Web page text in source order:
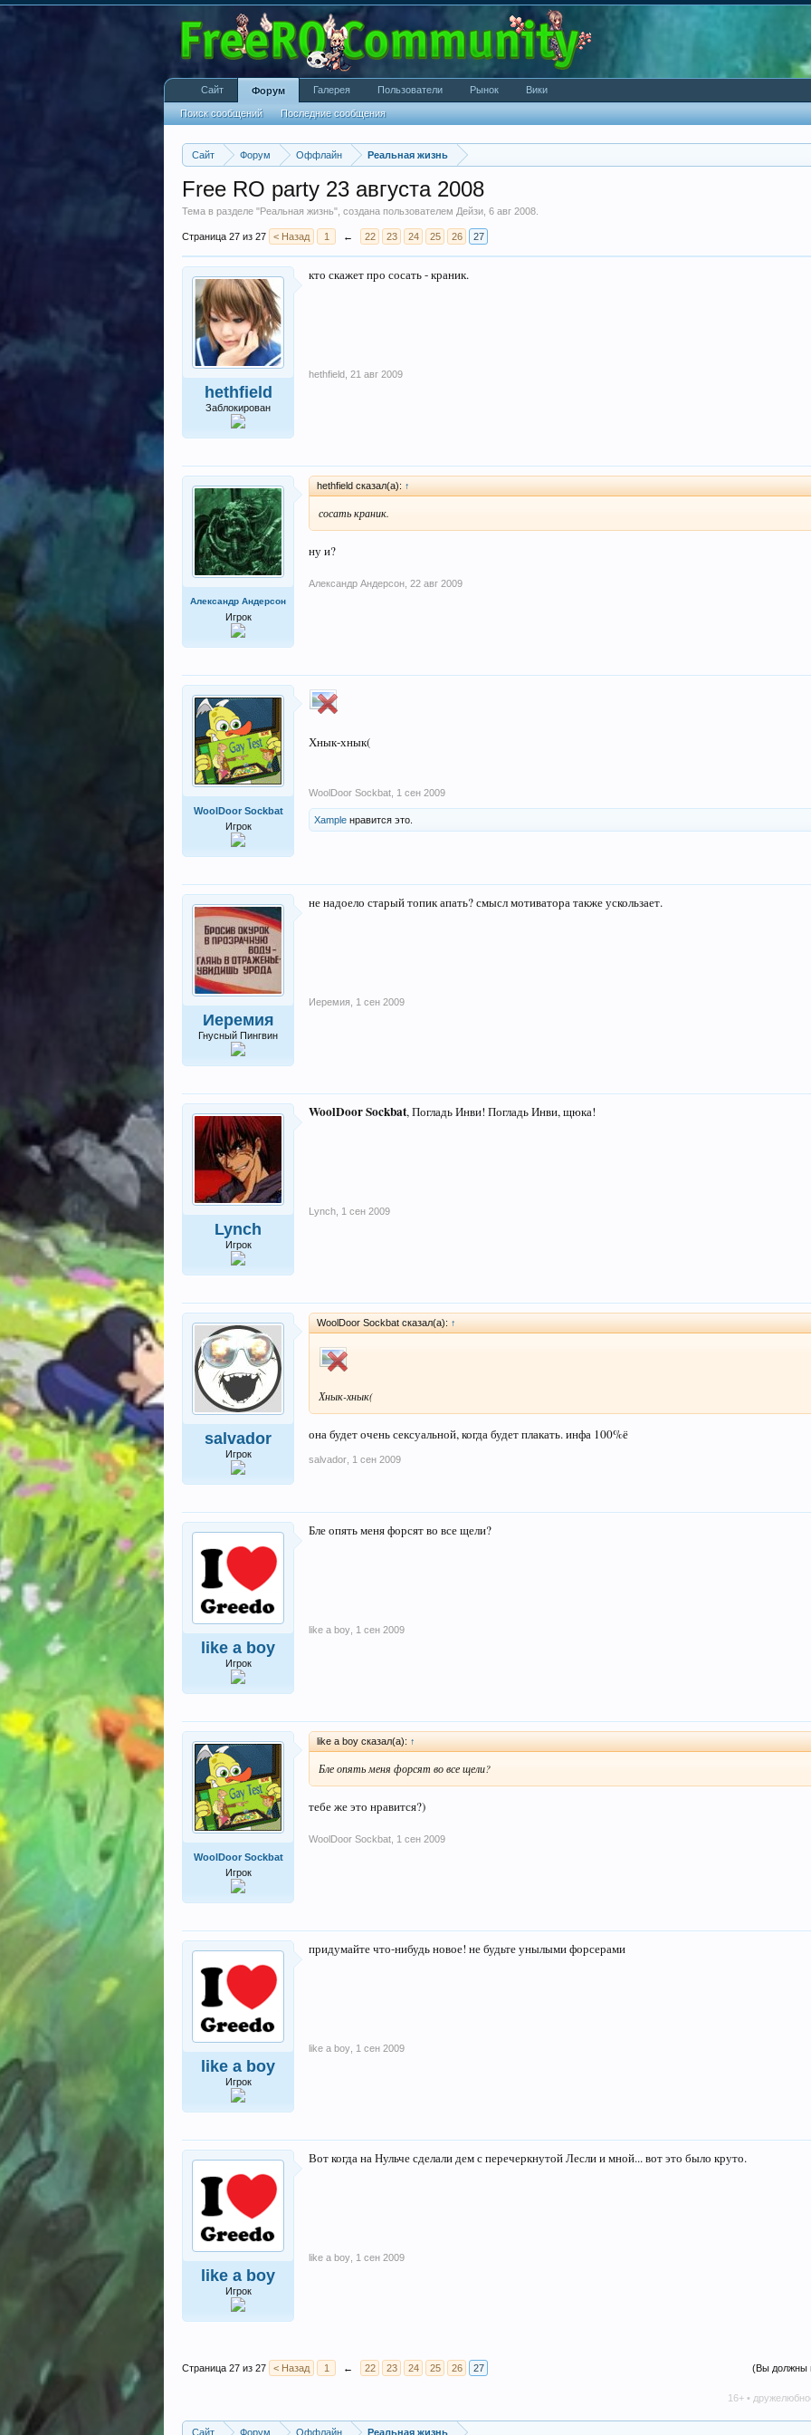
Сайт Форум Оффлайн Реальная жизнь
Free RO party 23 августа 2008
Тема в разделе "Реальная жизнь", создана пользователем Дейзи 6 авг 2008
Страница 27 из 27 < Назад 1 ← 22 23 24 25 26 27
hethfield
Заблокирован
кто скажет про сосать - краник.
hethfield 21 авг 2009
Александр Андерсон
Игрок
hethfield сказал(а): ↑
сосать краник.
ну и?
Александр Андерсон 22 авг 2009
WoolDoor Sockbat
Игрок
Хнык-хнык(
WoolDoor Sockbat 1 сен 2009
Xample нравится это.
Иеремия
Гнусный Пингвин
не надоело старый топик апать? смысл мотиватора также ускользает.
Иеремия 1 сен 2009
Lynch
Игрок
WoolDoor Sockbat, Погладь Инви! Погладь Инви, щюка!
Lynch 1 сен 2009
salvador
Игрок
WoolDoor Sockbat сказал(а): ↑
Хнык-хнык(
она будет очень сексуальной, когда будет плакать. инфа 100%ё
salvador 1 сен 2009
like a boy
Игрок
Бле опять меня форсят во все щели?
like a boy 1 сен 2009
WoolDoor Sockbat
Игрок
like a boy сказал(а): ↑
Бле опять меня форсят во все щели?
тебе же это нравится?)
WoolDoor Sockbat 1 сен 2009
like a boy
Игрок
придумайте что-нибудь новое! не будьте унылыми форсерами
like a boy 1 сен 2009
like a boy
Игрок
Вот когда на Нульче сделали дем с перечеркнутой Лесли и мной... вот это было круто.
like a boy 1 сен 2009
(Вы должны
Страница 27 из 27 < Назад 1 ← 22 23 24 25 26 27
16+ • дружелюбное сообщество
Сайт Форум Оффлайн Реальная жизнь
Сайт Форум
Поиск сообщений Последние сообщения
Галерея Пользователи Рынок Вики